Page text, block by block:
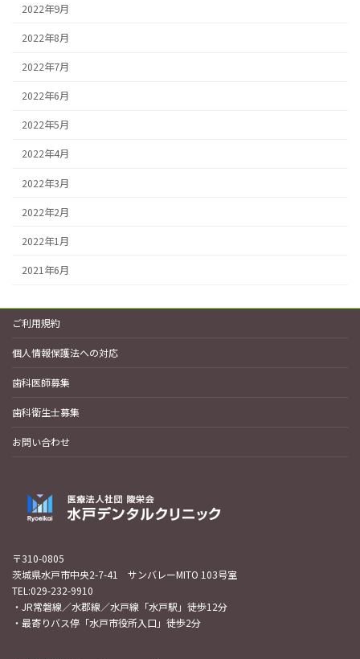
2022年9月
2022年8月
2022年7月
2022年6月
2022年5月
2022年4月
2022年3月
2022年2月
2022年1月
2021年6月
ご利用規約
個人情報保護法への対応
歯科医師募集
歯科衛生士募集
お問い合わせ
〒310-0805
茨城県水戸市中央2-7-41 サンバレーMITO 103号室
TEL:029-232-9910
・JR常磐線／水郡線／水戸線「水戸駅」徒歩12分
・最寄りバス停「水戸市役所入口」徒歩2分